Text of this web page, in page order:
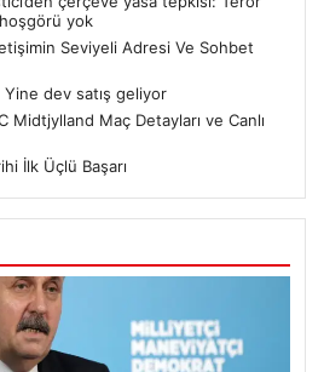
yok
Seviyeli Adresi Ve Sohbet
dev satış geliyor
Midtjylland Maç Detayları ve Canlı
İlk Üçlü Başarı